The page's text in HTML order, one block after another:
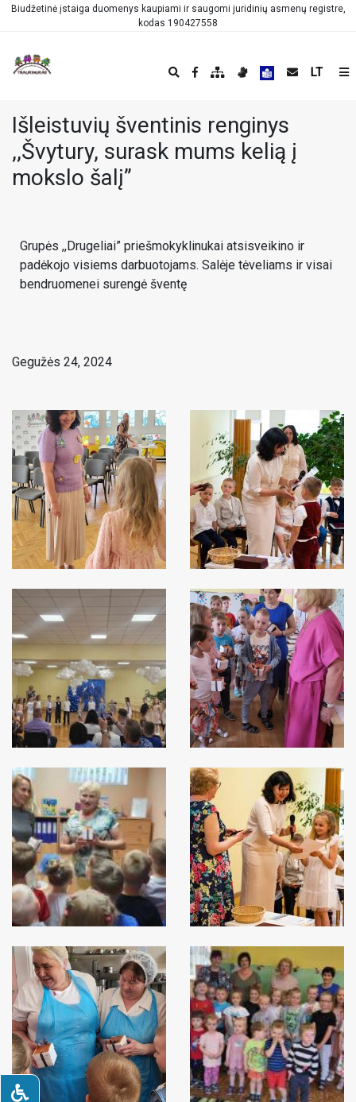
Biudžetinė įstaiga duomenys kaupiami ir saugomi juridinių asmenų registre,
kodas 190427558
LT
Išleistuvių šventinis renginys
,,Švytury, surask mums kelią į
mokslo šalį”
Grupės ,,Drugeliai” priešmokyklinukai atsisveikino ir
padėkojo visiems darbuotojams. Salėje tėveliams ir visai
bendruomenei surengė šventę
Gegužės 24, 2024